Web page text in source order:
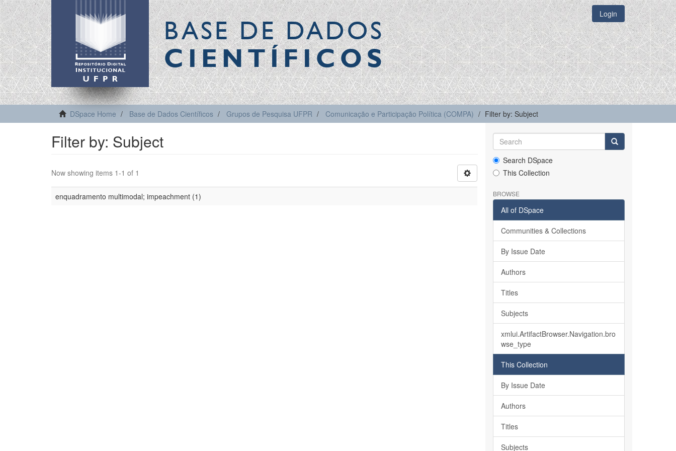
BASE DE DADOS
CIENTÍFICOS
Login
DSpace Home Base de Dados Científicos Grupos de Pesquisa UFPR Comunicação e Participação Política (COMPA) Filter by: Subject
Filter by: Subject
Now showing items 1-1 of 1
enquadramento multimodal; impeachment (1)
Search DSpace
This Collection
BROWSE
All of DSpace
Communities & Collections
By Issue Date
Authors
Titles
Subjects
xmlui.ArtifactBrowser.Navigation.bro
wse_type
This Collection
By Issue Date
Authors
Titles
Subjects